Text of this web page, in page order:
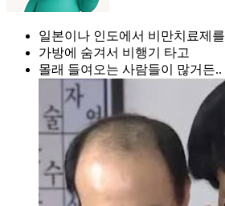
일본이나 인도에서 비만치료제를
가방에 숨겨서 비행기 타고
몰래 들여오는 사람들이 많거든..